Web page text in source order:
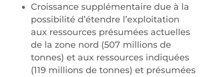
Croissance supplémentaire due à la
possibilité d’étendre l’exploitation
aux ressources présumées actuelles
de la zone nord (507 millions de
tonnes) et aux ressources indiquées
(119 millions de tonnes) et présumées